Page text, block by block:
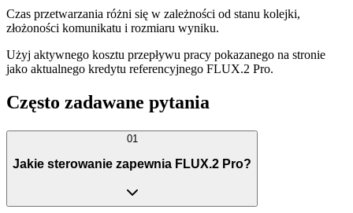
Czas przetwarzania różni się w zależności od stanu kolejki,
złożoności komunikatu i rozmiaru wyniku.
Użyj aktywnego kosztu przepływu pracy pokazanego na stronie
jako aktualnego kredytu referencyjnego FLUX.2 Pro.
Często zadawane pytania
01
Jakie sterowanie zapewnia FLUX.2 Pro?